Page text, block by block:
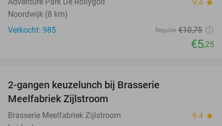
9.4 star
Noordwijk (8 km)
Verkocht: 985
Regulier €10,75
€5,25
2-gangen keuzelunch bij Brasserie
Meelfabriek Zijlstroom
Brasserie Meelfabriek Zijlstroom 9.4 star